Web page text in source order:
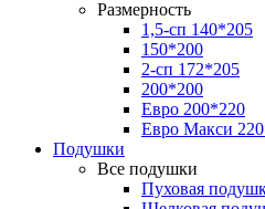
Размерность
1,5-сп 140*205
150*200
2-сп 172*205
200*200
Евро 200*220
Евро Макси
Подушки
Все подушки
Пуховая